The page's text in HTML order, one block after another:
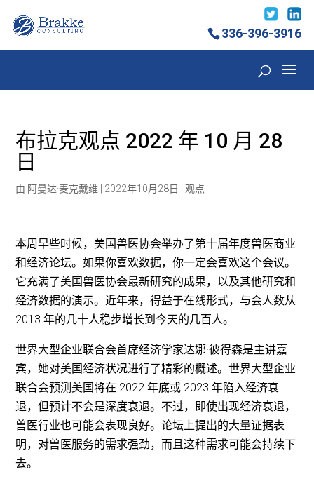
336-396-3916
布拉克观点 2022 年 10 月 28
日
由 阿曼达·麦克戴维 2022年10月28日 |观点
本周早些时候，美国兽医协会举办了第十届年度兽医商业
和经济论坛。如果你喜欢数据，你一定会喜欢这个会议。
它充满了美国兽医协会最新研究的成果，以及其他研究和
经济数据的演示。近年来，得益于在线形式，与会人数从
2013 年的几十人稳步增长到今天的几百人。
世界大型企业联合会首席经济学家达娜·彼得森是主讲嘉
宾，她对美国经济状况进行了精彩的概述。世界大型企业
联合会预测美国将在 2022 年底或 2023 年陷入经济衰
退，但预计不会是深度衰退。不过，即使出现经济衰退，
兽医行业也可能会表现良好。论坛上提出的大量证据表
明，对兽医服务的需求强劲，而且这种需求可能会持续下
去。